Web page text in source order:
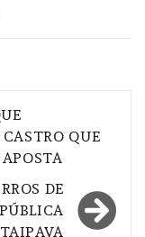
CASTRO QUE
DE